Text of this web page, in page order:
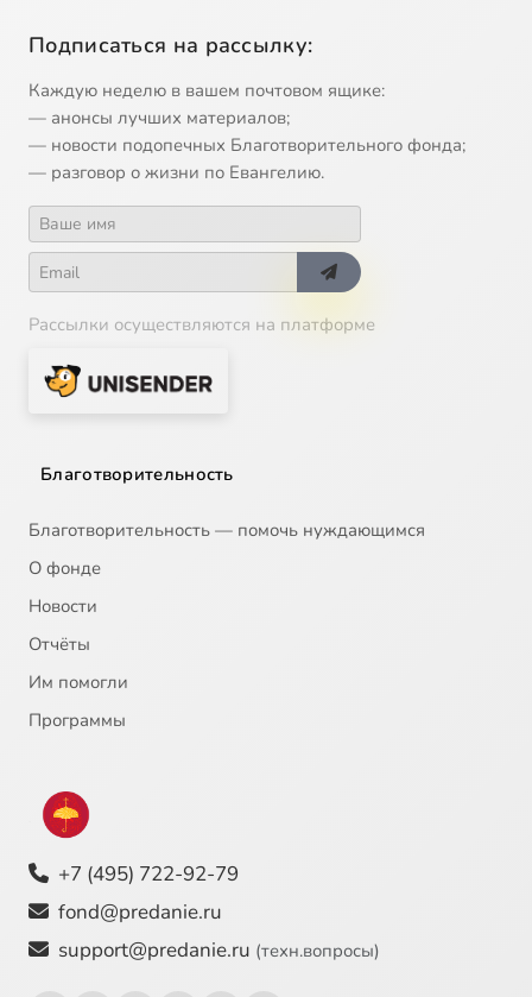
Подписаться на рассылку:
Каждую неделю в вашем почтовом ящике:
— анонсы лучших материалов;
— новости подопечных Благотворительного фонда;
— разговор о жизни по Евангелию.
Рассылки осуществляются на платформе
Благотворительность
Благотворительность — помочь нуждающимся
О фонде
Новости
Отчёты
Им помогли
Программы
+7 (495) 722-92-79
fond@predanie.ru
support@predanie.ru (техн.вопросы)